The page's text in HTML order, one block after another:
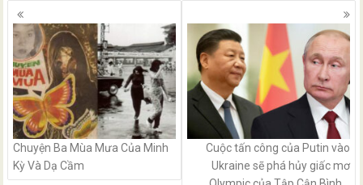
Posts
navigation
Chuyện Ba Mùa Mưa Của Minh
Kỳ Và Dạ Cầm
Cuộc tấn công của Putin vào
Ukraine sẽ phá hủy giấc mơ